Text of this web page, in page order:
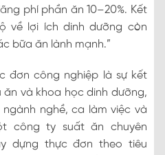
phí phần ăn 10–20%. Kết
về lợi ích dinh dưỡng còn
bữa ăn lành mạnh.”
đơn công nghiệp là sự kết
và khoa học dinh dưỡng,
nghề, ca làm việc và
công ty suất ăn chuyên
dựng thực đơn theo tiêu